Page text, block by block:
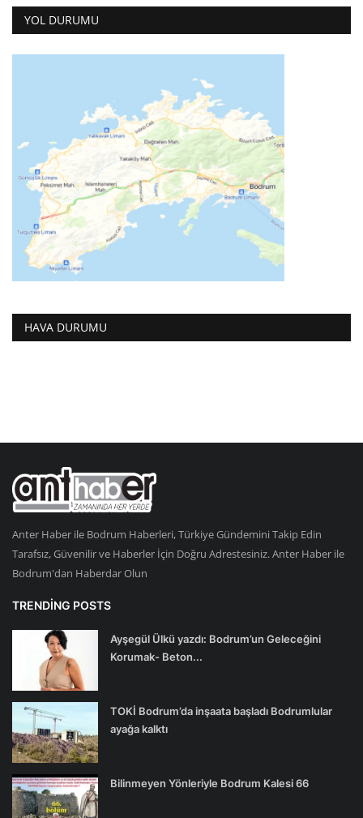
YOL DURUMU
HAVA DURUMU
Anter Haber ile Bodrum Haberleri, Türkiye Gündemini Takip Edin
Tarafsız, Güvenilir ve Haberler İçin Doğru Adrestesiniz. Anter Haber ile
Bodrum'dan Haberdar Olun
TRENDING POSTS
Ayşegül Ülkü yazdı: Bodrum’un Geleceğini
Korumak- Beton...
TOKİ Bodrum’da inşaata başladı Bodrumlular
ayağa kalktı
Bilinmeyen Yönleriyle Bodrum Kalesi 66